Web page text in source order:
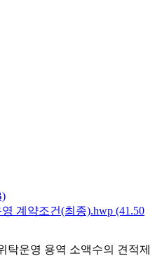
계약조건(최종).hwp (41.50
탁운영 용역 소액수의 견적제